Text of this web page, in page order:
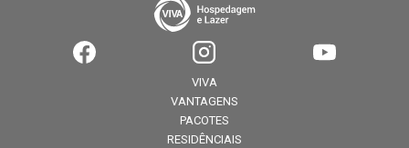
VIVA
VANTAGENS
PACOTES
RESIDÊNCIAIS